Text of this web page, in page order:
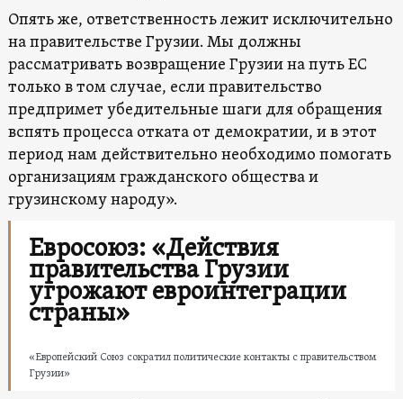
Опять же, ответственность лежит исключительно
на правительстве Грузии. Мы должны
рассматривать возвращение Грузии на путь ЕС
только в том случае, если правительство
предпримет убедительные шаги для обращения
вспять процесса отката от демократии, и в этот
период нам действительно необходимо помогать
организациям гражданского общества и
грузинскому народу».
Евросоюз: «Действия
правительства Грузии
угрожают евроинтеграции
страны»
«Европейский Союз сократил политические контакты с правительством
Грузии»